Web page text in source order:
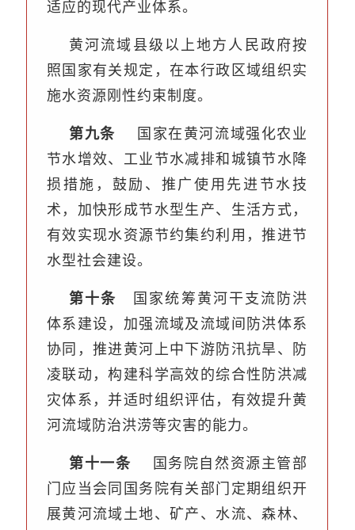
适应的现代产业体系。
黄河流域县级以上地方人民政府按
照国家有关规定，在本行政区域组织实
施水资源刚性约束制度。
第九条
国家在黄河流域强化农业
节水增效、工业节水减排和城镇节水降
损措施，鼓励、推广使用先进节水技
术，加快形成节水型生产、生活方式，
有效实现水资源节约集约利用，推进节
水型社会建设。
第十条
国家统筹黄河干支流防洪
体系建设，加强流域及流域间防洪体系
协同，推进黄河上中下游防汛抗旱、防
凌联动，构建科学高效的综合性防洪减
灾体系，并适时组织评估，有效提升黄
河流域防治洪涝等灾害的能力。
第十一条
国务院自然资源主管部
门应当会同国务院有关部门定期组织开
展黄河流域土地、矿产、水流、森林、